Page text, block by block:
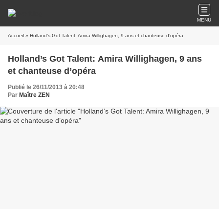
MENU
Accueil » Holland’s Got Talent: Amira Willighagen, 9 ans et chanteuse d’opéra
Holland’s Got Talent: Amira Willighagen, 9 ans
et chanteuse d’opéra
Publié le 26/11/2013 à 20:48
Par Maître ZEN